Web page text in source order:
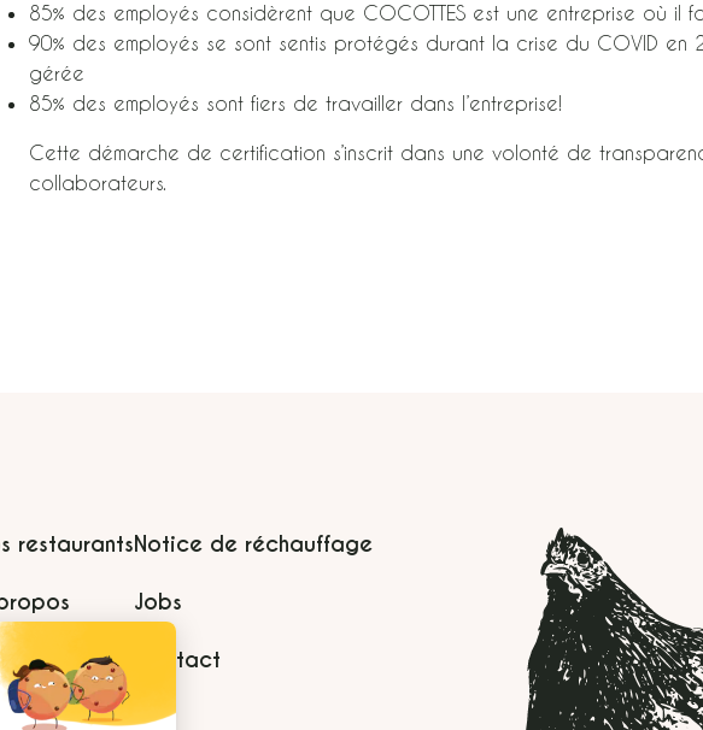
85% des employés considèrent que COCOTTES est une entreprise où
90% des employés se sont sentis protégés durant la crise du COVID en
gérée
85% des employés sont fiers de travailler dans l’entreprise!
Cette démarche de certification s’inscrit dans une volonté de
collaborateurs.
restaurants
valeurs
Notice de réchauffage
Jobs
Contact